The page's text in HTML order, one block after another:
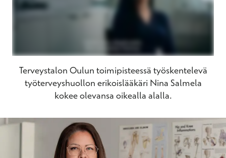
Terveystalon Oulun toimipisteessä työskentelevä
työterveyshuollon erikoislääkäri Nina Salmela
kokee olevansa oikealla alalla.